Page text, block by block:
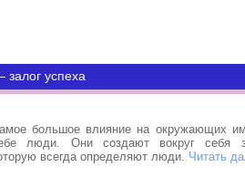
залог успеха
большое влияние на окружающих
люди. Они создают вокруг себя
всегда определяют люди. Читать